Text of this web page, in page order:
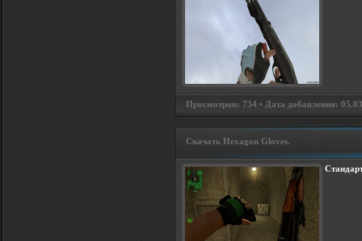
Просмотров: 734 • Дата добавления:
Скачать Hexagon Gloves.